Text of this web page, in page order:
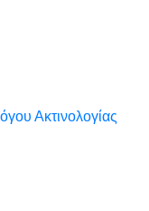
Ακτινολογίας